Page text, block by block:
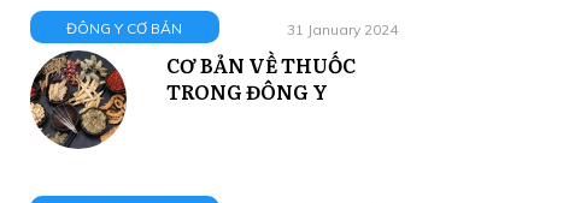
ĐÔNG Y CƠ BẢN 31 January 2024
CƠ BẢN VỀ THUỐC
TRONG ĐÔNG Y